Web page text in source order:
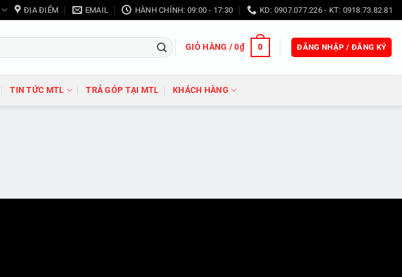
ĐỊA ĐIỂM EMAIL HÀNH CHÍNH: 09:00 - 17:30 KD: 0907.077.226 - KT: 0918.73.82.81
GIỎ HÀNG /0₫ 0 ĐĂNG NHẬP / ĐĂNG KÝ
TIN TỨC MTL TRẢ GÓP TẠI MTL KHÁCH HÀNG